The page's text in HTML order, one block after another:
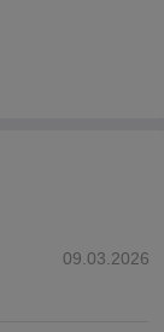
09.03.2026